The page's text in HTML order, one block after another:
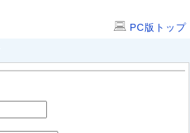
PC版トップ